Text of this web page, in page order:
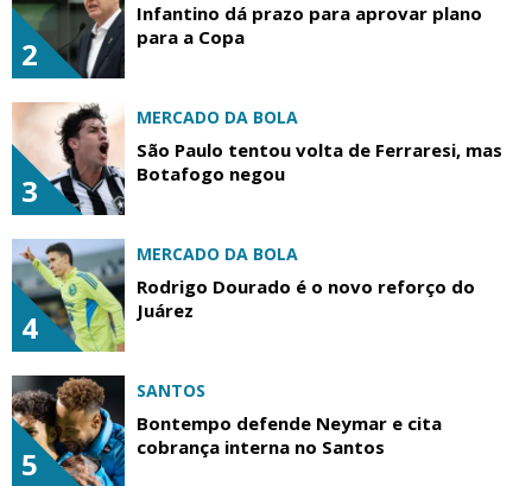
2
Infantino dá prazo para aprovar plano
para a Copa
3
MERCADO DA BOLA
São Paulo tentou volta de Ferraresi, mas
Botafogo negou
4
MERCADO DA BOLA
Rodrigo Dourado é o novo reforço do
Juárez
5
SANTOS
Bontempo defende Neymar e cita
cobrança interna no Santos